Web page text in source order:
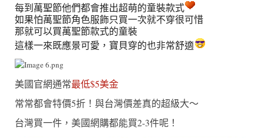
每到萬聖節他們都會推出超萌的童裝款式
如果怕萬聖節角色服飾只買一次就不穿很可惜
那就可以買萬聖節款式的童裝
這樣一來既應景可愛，寶貝穿的也非常舒適
美國官網通常最低$5美金
常常都會特價5折！與台灣價差真的超級大～
台灣買一件，美國網購都能買2-3件呢！